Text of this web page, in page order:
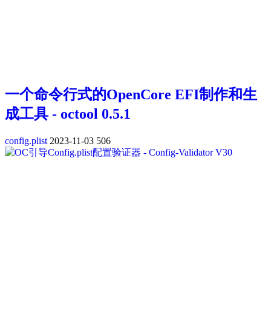
一个命令行式的OpenCore EFI制作和生
成工具 - octool 0.5.1
config.plist 2023-11-03 506